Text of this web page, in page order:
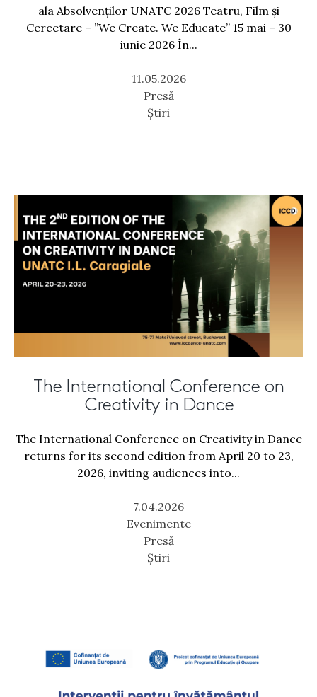
ala Absolvenților UNATC 2026 Teatru, Film și
Cercetare – ”We Create. We Educate” 15 mai – 30
iunie 2026 În...
11.05.2026
Presă
Știri
The International Conference on
Creativity in Dance
The International Conference on Creativity in Dance
returns for its second edition from April 20 to 23,
2026, inviting audiences into...
7.04.2026
Evenimente
Presă
Știri